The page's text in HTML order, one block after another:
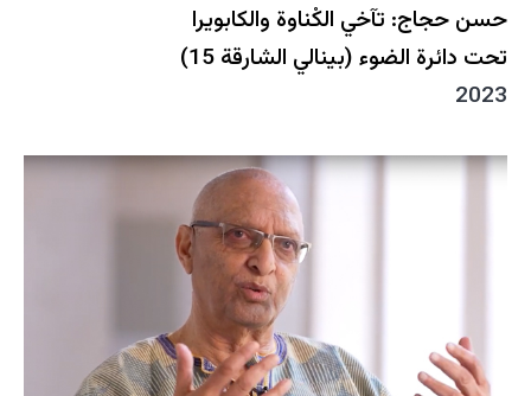
حسن حجاج: تآخي الكْناوة والكابويرا
تحت دائرة الضوء (بينالي الشارقة 15)
2023